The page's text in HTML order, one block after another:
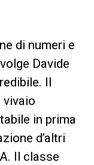
di numeri e
Davide
Il
vivaio
in prima
d’altri
Il classe